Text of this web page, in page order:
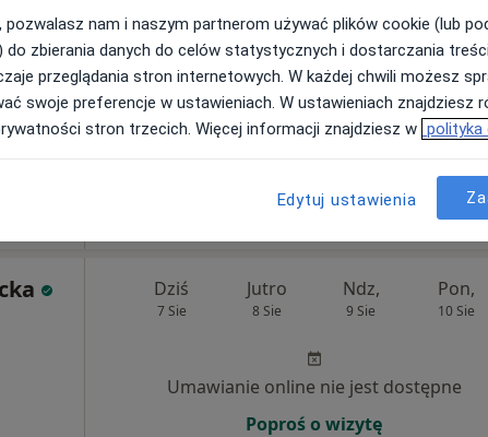
• Mapa
Umawianie online nie jest dostępne
Poproś o wizytę
Dziś
7 Sie
Jutro
8 Sie
Ndz,
9 Sie
Pon,
10 Sie
Umawianie online nie jest dostępne
Poproś o wizytę
pozwalasz nam i naszym partnerom używać plików cookie (lub
do zbierania danych do celów statystycznych i dostarczania
przeglądania stron internetowych. W każdej chwili możesz
swoje preferencje w ustawieniach. W ustawieniach znajdziesz
stron trzecich. Więcej informacji znajdziesz w polityka
Edytuj ustawienia